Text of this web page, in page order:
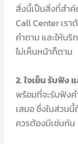
สิ่งนี้เป็นสิ่งที่สำคั
Call Center เร
คำถาม และให้บริ
ไม่เห็นหน้าก็ตาม
2. ใจเย็น รับฟัง
พร้อมที่จะรับฟัง
เสมอ ซึ่งในส่วน
ควรต้องมีเช่นกัน